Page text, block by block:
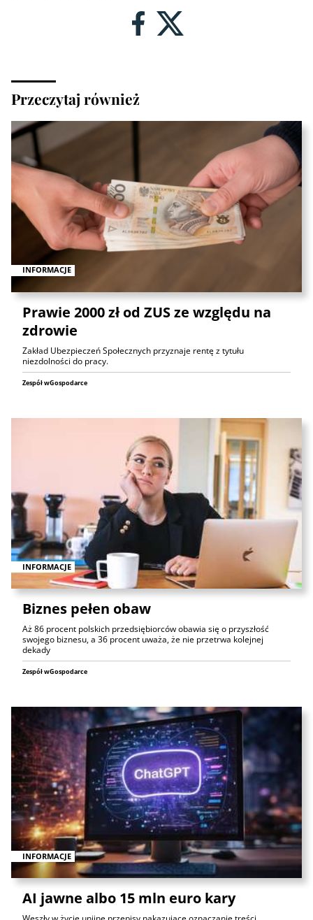
Przeczytaj również
INFORMACJE
Prawie 2000 zł od ZUS ze względu na
zdrowie
Zakład Ubezpieczeń Społecznych przyznaje rentę z tytułu
niezdolności do pracy.
Zespół wGospodarce
INFORMACJE
Biznes pełen obaw
Aż 86 procent polskich przedsiębiorców obawia się o przyszłość
swojego biznesu, a 36 procent uważa, że nie przetrwa kolejnej
dekady
Zespół wGospodarce
INFORMACJE
AI jawne albo 15 mln euro kary